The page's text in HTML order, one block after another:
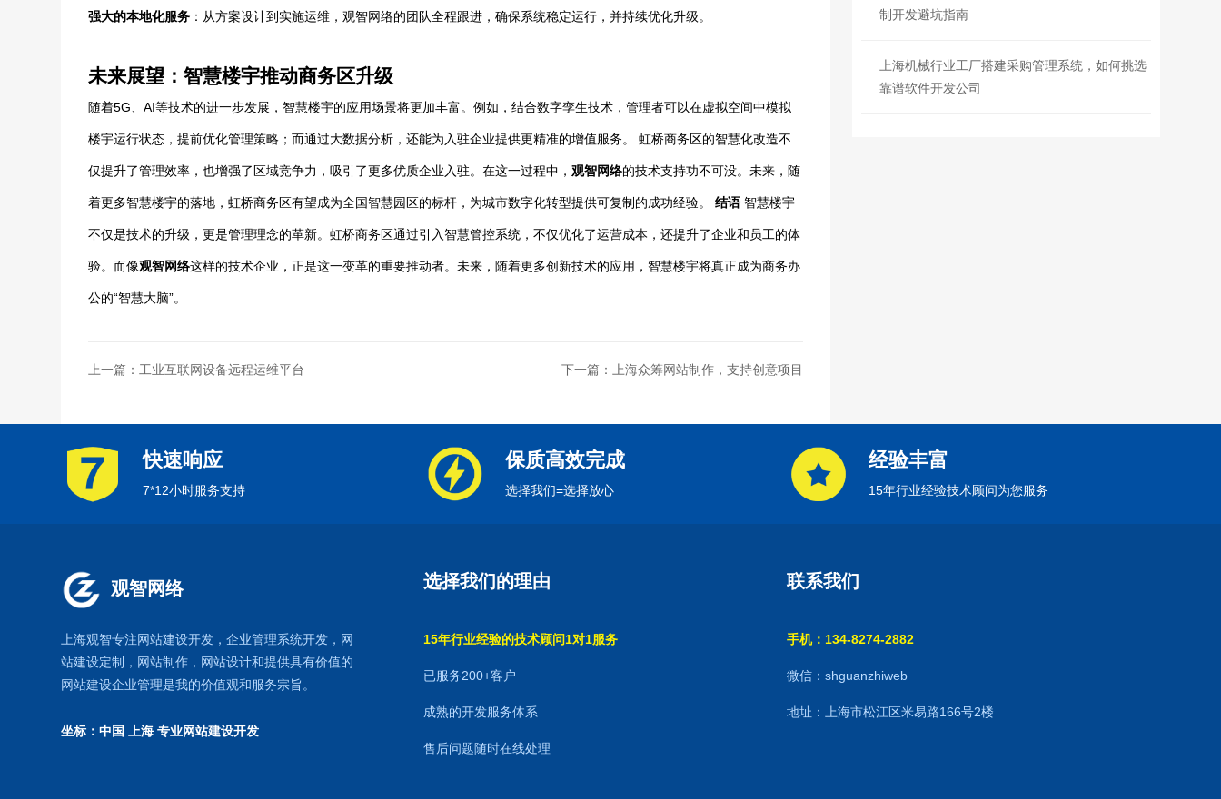
强大的本地化服务 ：从方案设计到实施运维，观智网络的团队全程跟进，确保系统稳定运行，并持续优化升级。
未来展望：智慧楼宇推动商务区升级
随着5G、AI等技术的进一步发展，智慧楼宇的应用场景将更加丰富。例如，结合数字孪生技术，管理者可以在虚拟空间中模拟
楼宇运行状态，提前优化管理策略；而通过大数据分析，还能为入驻企业提供更精准的增值服务。 虹桥商务区的智慧化改造不
仅提升了管理效率，也增强了区域竞争力，吸引了更多优质企业入驻。在这一过程中，观智网络的技术支持功不可没。未来，随
着更多智慧楼宇的落地，虹桥商务区有望成为全国智慧园区的标杆，为城市数字化转型提供可复制的成功经验。结语智慧楼宇
不仅是技术的升级，更是管理理念的革新。虹桥商务区通过引入智慧管控系统，不仅优化了运营成本，还提升了企业和员工的体
验。而像观智网络这样的技术企业，正是这一变革的重要推动者。未来，随着更多创新技术的应用，智慧楼宇将真正成为商务办
公的“智慧大脑”。
上一篇：工业互联网设备远程运维平台 下一篇：上海众筹网站制作，支持创意项目
制开发避坑指南
上海机械行业工厂搭建采购管理系统，如何挑选
靠谱软件开发公司
快速响应
7*12小时服务支持
保质高效完成
选择我们=选择放心
经验丰富
15年行业经验技术顾问为您服务
观智网络
上海观智专注网站建设开发 ，企业管理系统开发， 网
站建设定制 ， 网站制作 ， 网站设计和提供具有价值的
网站建设企业管理是我的价值观和服务宗旨。
坐标：中国 上海专业网站建设开发
选择我们的理由
15年行业经验的技术顾问1对1服务
已服务200+客户
成熟的开发服务体系
售后问题随时在线处理
联系我们
手机：134-8274-2882
微信：shguanzhiweb
地址：上海市松江区米易路166号2楼